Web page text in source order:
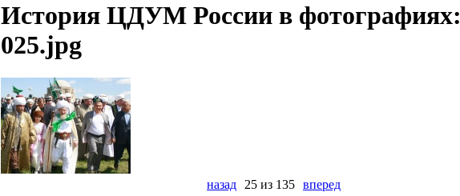
История ЦДУМ России в фотографиях:
025.jpg
назад 25 из 135 вперед